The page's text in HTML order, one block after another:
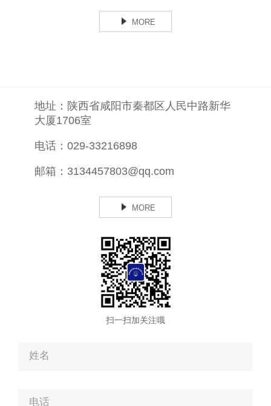
MORE
地址： 陕西省咸阳市秦都区人民中路新华
大厦1706室
电话：029-33216898
邮箱： 3134457803@qq.com
MORE
扫一扫加关注哦
姓名
电话